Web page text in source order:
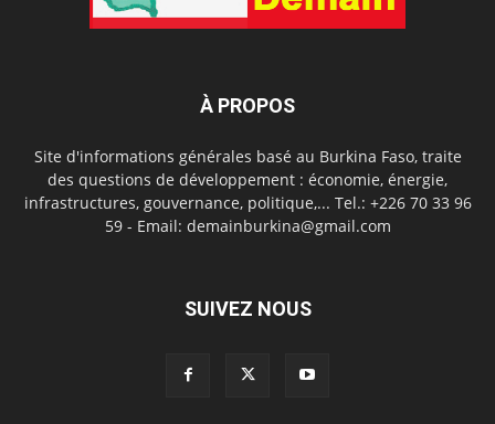
À PROPOS
Site d'informations générales basé au Burkina Faso, traite
des questions de développement : économie, énergie,
infrastructures, gouvernance, politique,... Tel.: +226 70 33 96
59 - Email: demainburkina@gmail.com
SUIVEZ NOUS